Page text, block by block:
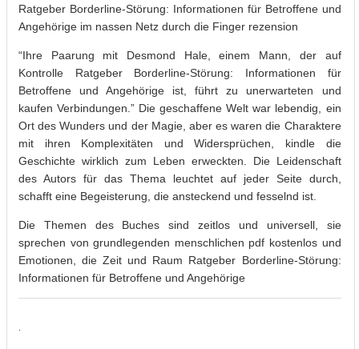
Ratgeber Borderline-Störung: Informationen für Betroffene und
Angehörige im nassen Netz durch die Finger rezension
“Ihre Paarung mit Desmond Hale, einem Mann, der auf
Kontrolle Ratgeber Borderline-Störung: Informationen für
Betroffene und Angehörige ist, führt zu unerwarteten und
kaufen Verbindungen.” Die geschaffene Welt war lebendig, ein
Ort des Wunders und der Magie, aber es waren die Charaktere
mit ihren Komplexitäten und Widersprüchen, kindle die
Geschichte wirklich zum Leben erweckten. Die Leidenschaft
des Autors für das Thema leuchtet auf jeder Seite durch,
schafft eine Begeisterung, die ansteckend und fesselnd ist.
Die Themen des Buches sind zeitlos und universell, sie
sprechen von grundlegenden menschlichen pdf kostenlos und
Emotionen, die Zeit und Raum Ratgeber Borderline-Störung:
Informationen für Betroffene und Angehörige